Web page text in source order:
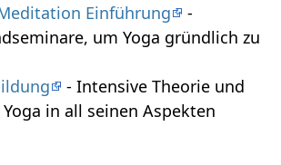
Einführung
-
um Yoga gründlich zu
- Intensive Theorie und
in all seinen Aspekten